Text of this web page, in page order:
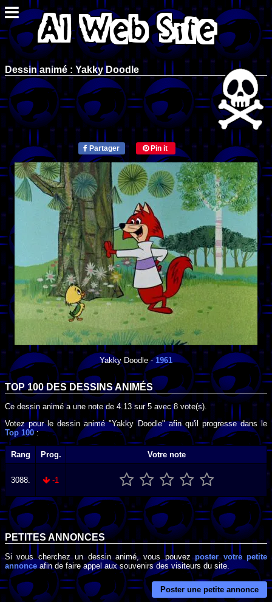
Dessin animé : Yakky Doodle
Partager Pin it
Yakky Doodle-1961
TOP 100 DES DESSINS ANIMÉS
Ce dessin animé a une note de 4.13sur5 avec8 vote(s).
Votez pour le dessin animé "Yakky Doodle" afin qu'il progresse dans le
Top 100:
Rang Prog. Votre note
3088. -1
PETITES ANNONCES
Si vous cherchez un dessin animé, vous pouvezposter votre petite
annonce afin de faire appel aux souvenirs des visiteurs du site.
Poster une petite annonce